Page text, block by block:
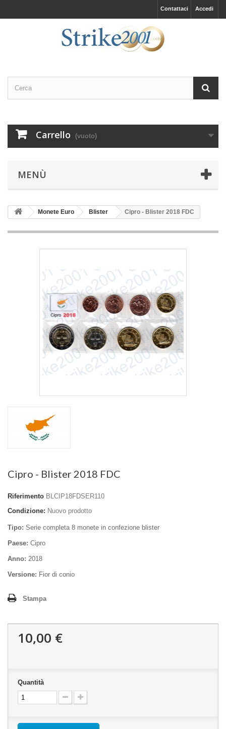
Accedi
Contattaci
Carrello (vuoto)
MENÙ
Monete Euro Blister Cipro - Blister 2018 FDC
Cipro - Blister 2018 FDC
Riferimento BLCIP18FDSER110
Condizione: Nuovo prodotto
Tipo: Serie completa 8 monete in confezione blister
Paese: Cipro
Anno: 2018
Versione: Fior di conio
Stampa
10,00 €
Quantità